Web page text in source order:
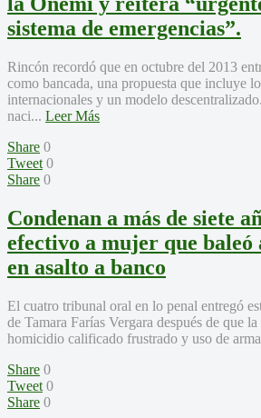
sistema de emergencias”.
Rincón recordó que en octubre del 2013
como bancada, una propuesta que incluye
internacionales y un modelo
naci... Leer Más
Share 0
Tweet 0
Share 0
Condenan a más de siete
efectivo a mujer que baleó
en asalto a banco
El cuatro tribunal oral en lo penal entregó
de Tamara Farías Vergara después de que
homicidio calificado frustrado y uso de
Share 0
Tweet 0
Share 0